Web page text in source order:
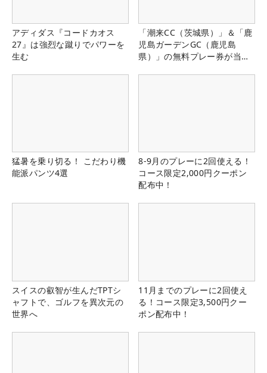
アディダス『コードカオス
27』は強烈な蹴りでパワーを
生む
「潮来CC（茨城県）」＆「鹿
児島ガーデンGC（鹿児島
県）」の無料プレー券が当た
猛暑を乗り切る！ こだわり機
能派パンツ4選
8-9月のプレーに2回使える！
コース限定2,000円クーポン
配布中！
スイスの叡智が生んだTPTシ
ャフトで、ゴルフを異次元の
世界へ
11月までのプレーに2回使え
る！コース限定3,500円クー
ポン配布中！